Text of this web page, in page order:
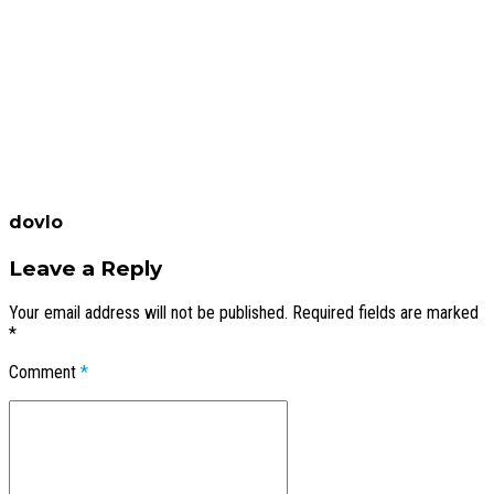
dovlo
Leave a Reply
Your email address will not be published. Required fields are marked
*
Comment *